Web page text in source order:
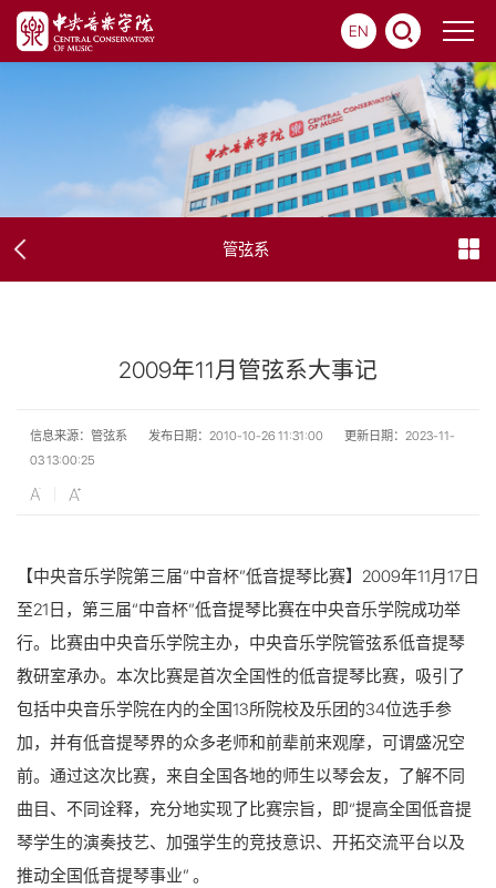
EN
管弦系
2009年11月管弦系大事记
信息来源：管弦系 发布日期：2010-10-26 11:31:00
更新日期：2023-11-
03 13:00:25
【中央音乐学院第三届“中音杯”低音提琴比赛】 2009年11月17日
至21日，第三届“中音杯”低音提琴比赛在中央音乐学院成功举
行。比赛由中央音乐学院主办，中央音乐学院管弦系低音提琴
教研室承办。本次比赛是首次全国性的低音提琴比赛，吸引了
包括中央音乐学院在内的全国13所院校及乐团的34位选手参
加，并有低音提琴界的众多老师和前辈前来观摩，可谓盛况空
前。通过这次比赛，来自全国各地的师生以琴会友，了解不同
曲目、不同诠释，充分地实现了比赛宗旨，即“提高全国低音提
琴学生的演奏技艺、加强学生的竞技意识、开拓交流平台以及
推动全国低音提琴事业” 。